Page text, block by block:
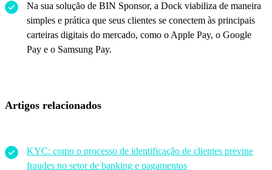
Na sua solução de BIN Sponsor, a Dock viabiliza de maneira
simples e prática que seus clientes se conectem às principais
carteiras digitais do mercado, como o Apple Pay, o Google
Pay e o Samsung Pay.
Artigos relacionados
KYC: como o processo de identificação de clientes previne
fraudes no setor de banking e pagamentos